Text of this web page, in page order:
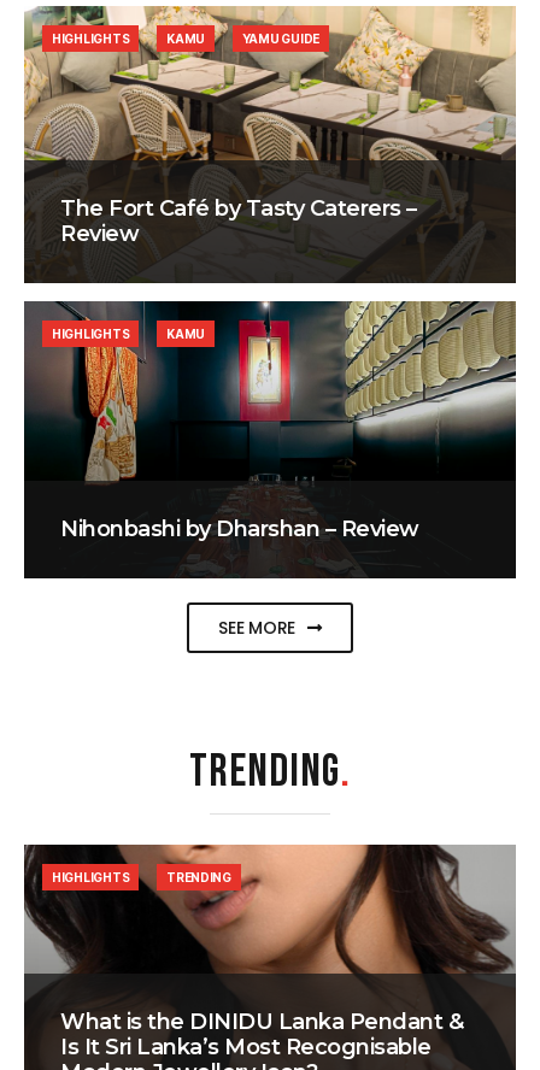
The Fort Café by Tasty Caterers –
Review
HIGHLIGHTS KAMU YAMU GUIDE
Nihonbashi by Dharshan – Review
HIGHLIGHTS KAMU
SEE MORE
TRENDING.
What is the DINIDU Lanka Pendant &
Is It Sri Lanka’s Most Recognisable
HIGHLIGHTS TRENDING